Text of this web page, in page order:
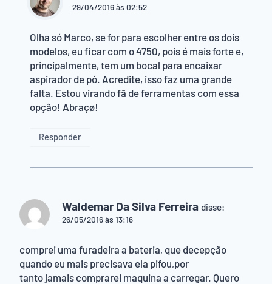
29/04/2016 às 02:52
Olha só Marco, se for para escolher entre os dois
modelos, eu ficar com o 4750, pois é mais forte e,
principalmente, tem um bocal para encaixar
aspirador de pó. Acredite, isso faz uma grande
falta. Estou virando fã de ferramentas com essa
opção! Abraçø!
Responder
Waldemar Da Silva Ferreira disse:
26/05/2016 às 13:16
comprei uma furadeira a bateria, que decepção
quando eu mais precisava ela pifou,por
tanto jamais comprarei maquina a carregar. Quero